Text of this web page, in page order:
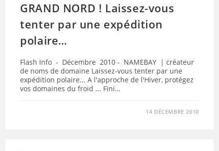
GRAND NORD ! Laissez-vous
tenter par une expédition
polaire…
Flash Info - Décembre 2010 - NAMEBAY | créateur
de noms de domaine Laissez-vous tenter par une
expédition polaire... A l'approche de l'Hiver, protégez
vos domaines du froid ... Fini…
14 DÉCEMBRE 2010